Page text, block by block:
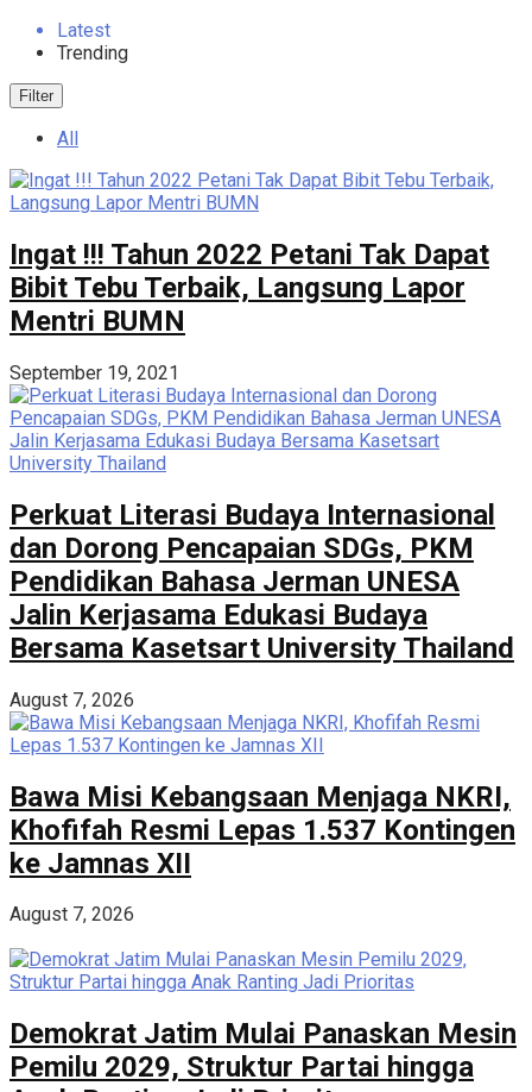
Latest
Trending
Filter
All
Ingat !!! Tahun 2022 Petani Tak Dapat
Bibit Tebu Terbaik, Langsung Lapor
Mentri BUMN
September 19, 2021
Perkuat Literasi Budaya Internasional
dan Dorong Pencapaian SDGs, PKM
Pendidikan Bahasa Jerman UNESA
Jalin Kerjasama Edukasi Budaya
Bersama Kasetsart University Thailand
August 7, 2026
Bawa Misi Kebangsaan Menjaga NKRI,
Khofifah Resmi Lepas 1.537 Kontingen
ke Jamnas XII
August 7, 2026
Demokrat Jatim Mulai Panaskan Mesin
Pemilu 2029, Struktur Partai hingga